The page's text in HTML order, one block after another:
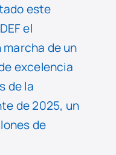
este
el
de un
excelencia
de la
de 2025, un
de